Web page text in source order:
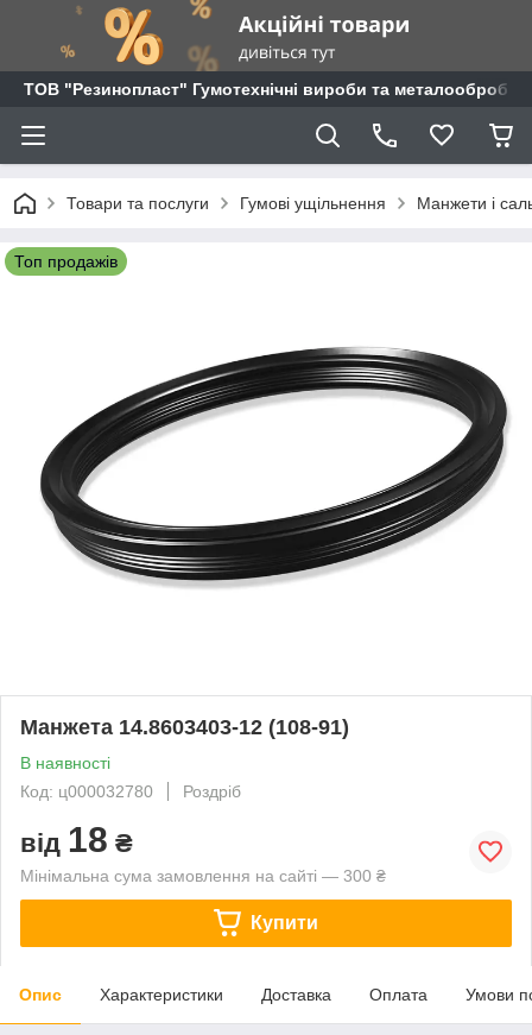
ТОВ "Резинопласт" Гумотехнічні вироби та металообробка
Товари та послуги Гумові ущільнення Манжети і
Топ продажів
Манжета 14.8603403-12 (108-91)
В наявності
Код: ц000032780
Роздріб
від 18 ₴
Мінімальна сума замовлення на сайті — 300 ₴
Купити
Опис Характеристики Доставка Оплата Умови